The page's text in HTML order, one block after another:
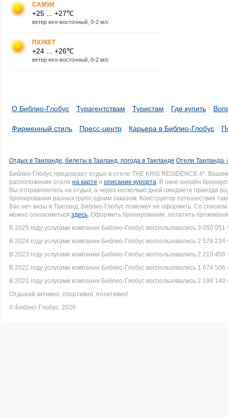
САМУИ
+25 ... +27℃
ветер юго-восточный, 0-2 м/с
ПХУКЕТ
+24 ... +26℃
ветер юго-восточный, 0-2 м/с
О Библио-Глобус Турагентствам Туристам Где купить
Фирменный стиль Пресс-центр Карьера в Библио-Глобус
Отдых в Таиланде, билеты в Таиланд, погода в Таиланде Отели Таиланда,
Библио-Глобус предлагает отдых в отеле THE KRIS RESIDENCE 4*.
расположение отеля на карте и описание курорта. В окне онлайн
Вы отправляетесь на отдых, а через несколько дней ожидаете приезда
бронирования разных групп одним заказом. Конструктор путешествия
Вас нет визы в Таиланд, Библио-Глобус поможет её оформить. Со
можно ознакомиться здесь. Оформить бронирование, оплатить
В 2025 году услугами компании Библио-Глобус воспользовались 3 050 951
В 2024 году услугами компании Библио-Глобус воспользовались 2 576 234
В 2023 году услугами компании Библио-Глобус воспользовались 2 210 458
В 2022 году услугами компании Библио-Глобус воспользовались 1 674 506
В 2021 году услугами компании Библио-Глобус воспользовались 2 199 140
Отдыхай активно, спортивно, позитивно!
© Библио-Глобус, 2026